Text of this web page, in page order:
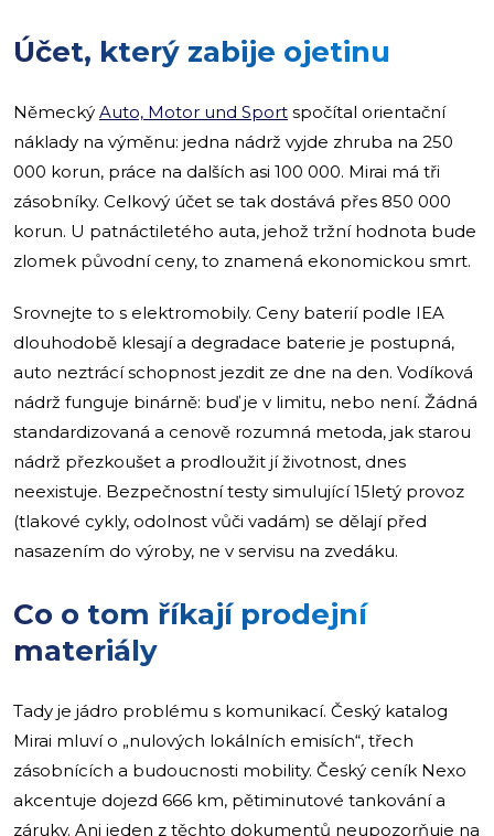
Účet, který zabije ojetinu
Německý Auto, Motor und Sport spočítal orientační
náklady na výměnu: jedna nádrž vyjde zhruba na 250
000 korun, práce na dalších asi 100 000. Mirai má tři
zásobníky. Celkový účet se tak dostává přes 850 000
korun. U patnáctiletého auta, jehož tržní hodnota bude
zlomek původní ceny, to znamená ekonomickou smrt.
Srovnejte to s elektromobily. Ceny baterií podle IEA
dlouhodobě klesají a degradace baterie je postupná,
auto neztrácí schopnost jezdit ze dne na den. Vodíková
nádrž funguje binárně: buď je v limitu, nebo není. Žádná
standardizovaná a cenově rozumná metoda, jak starou
nádrž přezkoušet a prodloužit jí životnost, dnes
neexistuje. Bezpečnostní testy simulující 15letý provoz
(tlakové cykly, odolnost vůči vadám) se dělají před
nasazením do výroby, ne v servisu na zvedáku.
Co o tom říkají prodejní
materiály
Tady je jádro problému s komunikací. Český katalog
Mirai mluví o „nulových lokálních emisích“, třech
zásobnících a budoucnosti mobility. Český ceník Nexo
akcentuje dojezd 666 km, pětiminutové tankování a
záruky. Ani jeden z těchto dokumentů neupozorňuje na